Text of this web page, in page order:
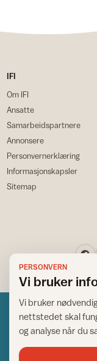
IFI
Om IFI
Ansatte
Samarbeidspartnere
Annonsere
Personvernerklæring
Informasjonskapsler
Sitemap
PERSONVERN
Vi bruker
Vi bruker
nettstedet skal
og analyse når du